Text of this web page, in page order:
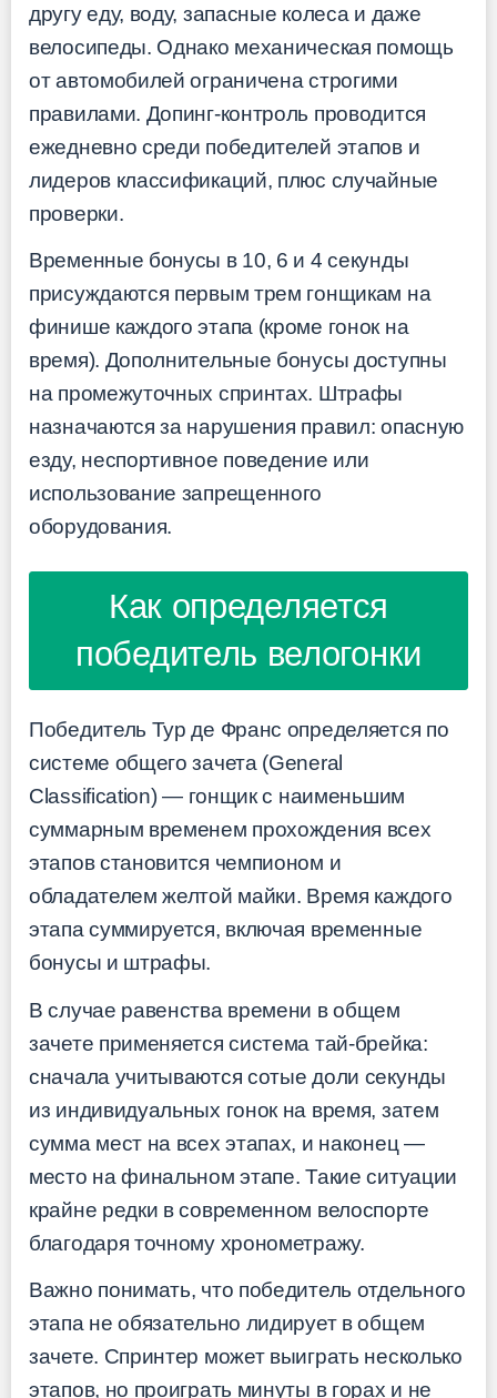
другу еду, воду, запасные колеса и даже
велосипеды. Однако механическая помощь
от автомобилей ограничена строгими
правилами. Допинг-контроль проводится
ежедневно среди победителей этапов и
лидеров классификаций, плюс случайные
проверки.
Временные бонусы в 10, 6 и 4 секунды
присуждаются первым трем гонщикам на
финише каждого этапа (кроме гонок на
время). Дополнительные бонусы доступны
на промежуточных спринтах. Штрафы
назначаются за нарушения правил: опасную
езду, неспортивное поведение или
использование запрещенного
оборудования.
Как определяется
победитель велогонки
Победитель Тур де Франс определяется по
системе общего зачета (General
Classification) — гонщик с наименьшим
суммарным временем прохождения всех
этапов становится чемпионом и
обладателем желтой майки. Время каждого
этапа суммируется, включая временные
бонусы и штрафы.
В случае равенства времени в общем
зачете применяется система тай-брейка:
сначала учитываются сотые доли секунды
из индивидуальных гонок на время, затем
сумма мест на всех этапах, и наконец —
место на финальном этапе. Такие ситуации
крайне редки в современном велоспорте
благодаря точному хронометражу.
Важно понимать, что победитель отдельного
этапа не обязательно лидирует в общем
зачете. Спринтер может выиграть несколько
этапов, но проиграть минуты в горах и не